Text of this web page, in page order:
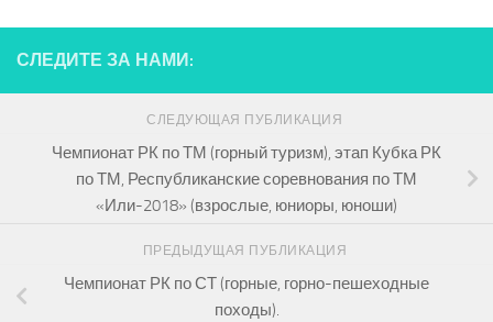
СЛЕДИТЕ ЗА НАМИ:
СЛЕДУЮЩАЯ ПУБЛИКАЦИЯ
Чемпионат РК по ТМ (горный туризм), этап Кубка РК
по ТМ, Республиканские соревнования по ТМ
«Или-2018» (взрослые, юниоры, юноши)
ПРЕДЫДУЩАЯ ПУБЛИКАЦИЯ
Чемпионат РК по СТ (горные, горно-пешеходные
походы).